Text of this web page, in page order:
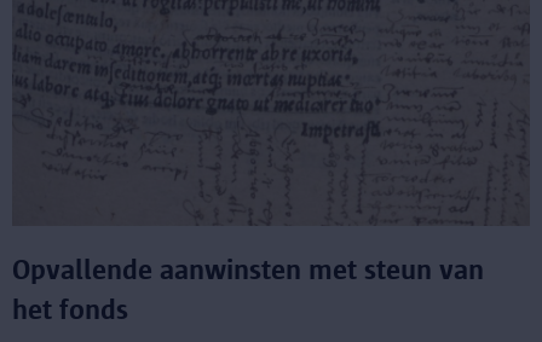
Opvallende aanwinsten met steun van
het fonds